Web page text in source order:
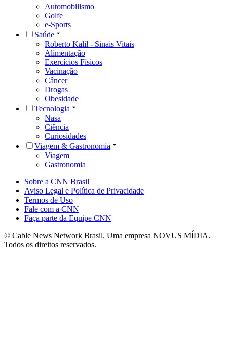
Automobilismo
Golfe
e-Sports
Saúde
Roberto Kalil - Sinais Vitais
Alimentação
Exercícios Físicos
Vacinação
Câncer
Drogas
Obesidade
Tecnologia
Nasa
Ciência
Curiosidades
Viagem & Gastronomia
Viagem
Gastronomia
Sobre a CNN Brasil
Aviso Legal e Política de Privacidade
Termos de Uso
Fale com a CNN
Faça parte da Equipe CNN
© Cable News Network Brasil. Uma empresa NOVUS MÍDIA.
Todos os direitos reservados.